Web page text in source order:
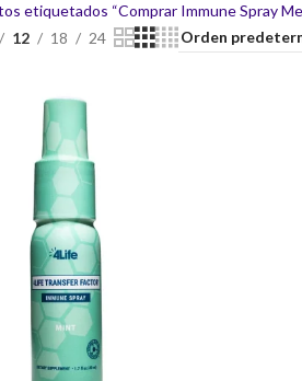
etiquetados “Comprar Immune Spray
12 18 24